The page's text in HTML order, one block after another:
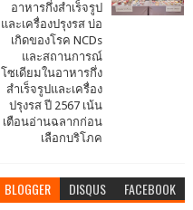
อาหารกึ่งสำเร็จรูป
และเครื่องปรุงรส บ่อ
เกิดของโรค NCDs
และสถานการณ์
โซเดียมในอาหารกึ่ง
สำเร็จรูปและเครื่อง
ปรุงรส ปี 2567 เน้น
เตือนอ่านฉลากก่อน
เลือกบริโภค
BLOGGER DISQUS FACEBOOK